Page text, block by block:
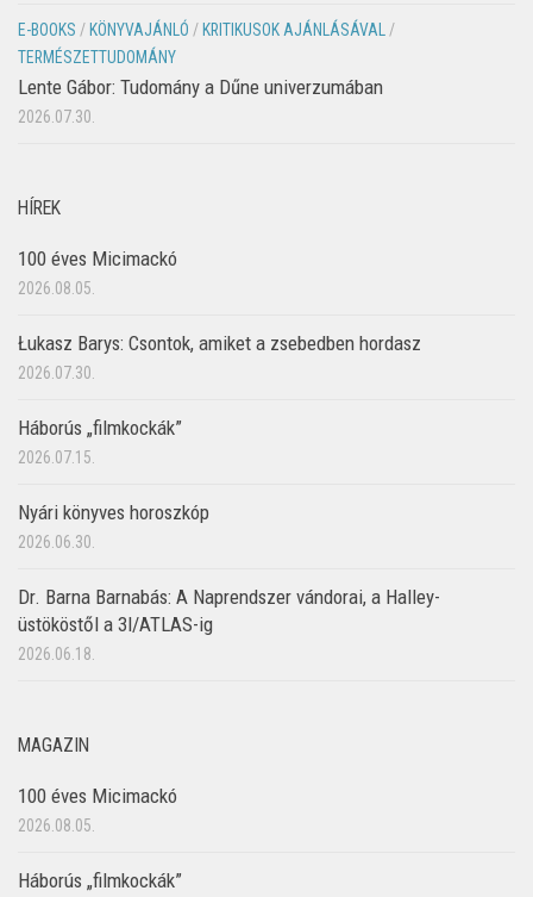
E-BOOKS / KÖNYVAJÁNLÓ / KRITIKUSOK AJÁNLÁSÁVAL
/
TERMÉSZETTUDOMÁNY
Lente Gábor: Tudomány a Dűne univerzumában
2026.07.30.
HÍREK
100 éves Micimackó
2026.08.05.
Łukasz Barys: Csontok, amiket a zsebedben hordasz
2026.07.30.
Háborús „filmkockák”
2026.07.15.
Nyári könyves horoszkóp
2026.06.30.
Dr. Barna Barnabás: A Naprendszer vándorai, a Halley-
üstököstől a 3I/ATLAS-ig
2026.06.18.
MAGAZIN
100 éves Micimackó
2026.08.05.
Háborús „filmkockák”